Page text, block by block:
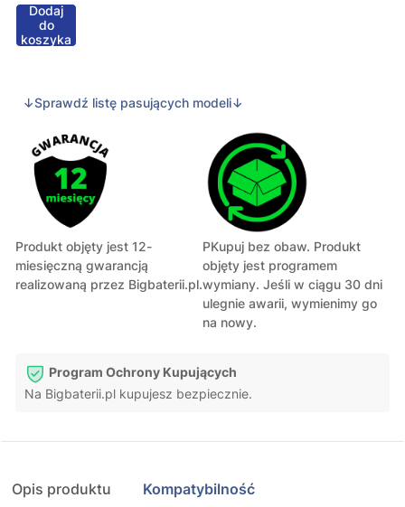
Dodaj
do
koszyka
↓Sprawdź listę pasujących modeli↓
Produkt objęty jest 12-
miesięczną gwarancją
realizowaną przez Bigbaterii.pl.
PKupuj bez obaw. Produkt
objęty jest programem
wymiany. Jeśli w ciągu 30 dni
ulegnie awarii, wymienimy go
na nowy.
Program Ochrony Kupujących
Na Bigbaterii.pl kupujesz bezpiecznie.
Opis produktu Kompatybilność